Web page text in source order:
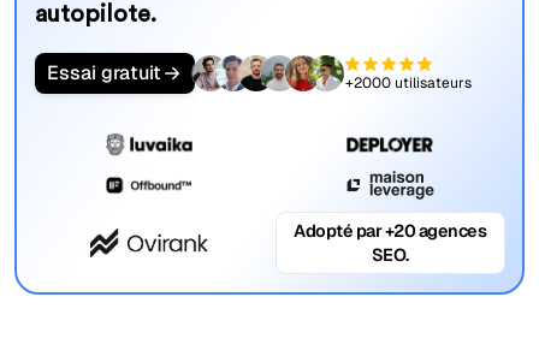
autopilote.
Essai gratuit +2000 utilisateurs
Adopté par +20 agences
SEO.